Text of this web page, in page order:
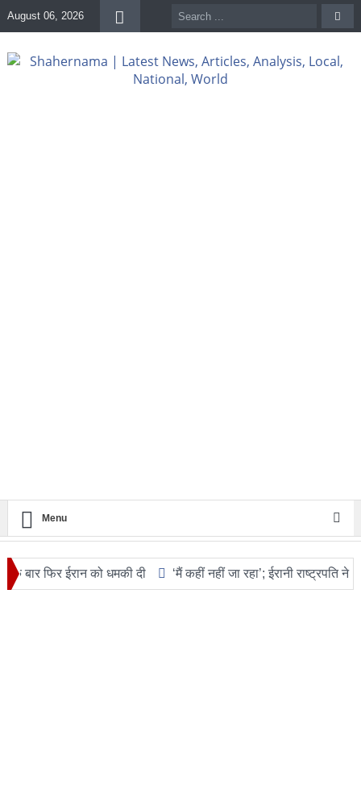
August 06, 2026
Menu
को धमकी दी ‘मैं कहीं नहीं जा रहा’; ईरानी राष्ट्रपति ने इस्तीफ़े